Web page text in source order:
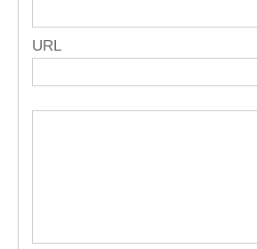
URL